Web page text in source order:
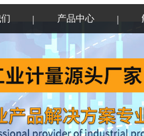
产品中心